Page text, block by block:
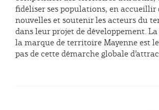
fidéliser ses populations, en accueillir
nouvelles et soutenir les acteurs du
dans leur projet de développement.
la marque de territoire Mayenne est
pas de cette démarche globale